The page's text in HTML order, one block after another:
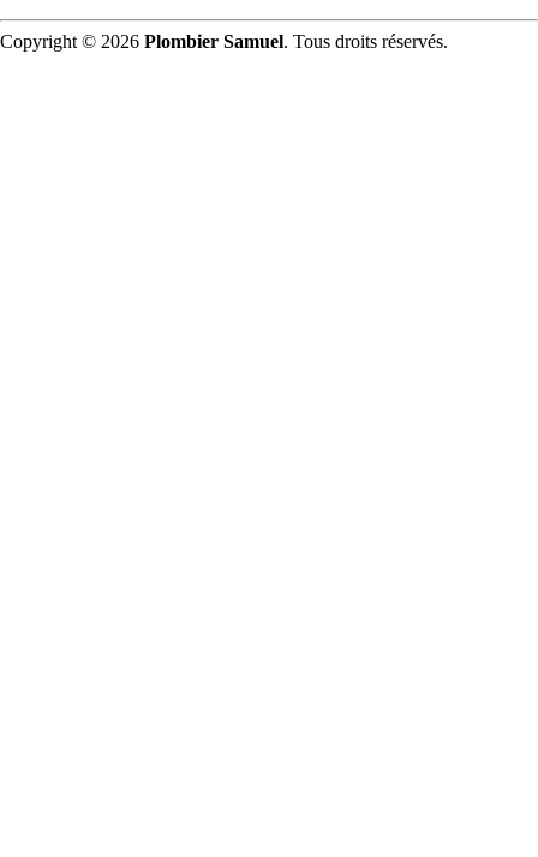
Copyright © 2026 Plombier Samuel. Tous droits réservés.